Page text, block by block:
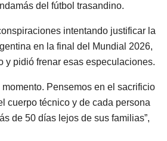
del fútbol trasandino.
intentando justificar la
en la final del Mundial 2026,
y pidió frenar esas especulaciones.
Pensemos en el sacrificio
cuerpo técnico y de cada persona
de 50 días lejos de sus familias”,